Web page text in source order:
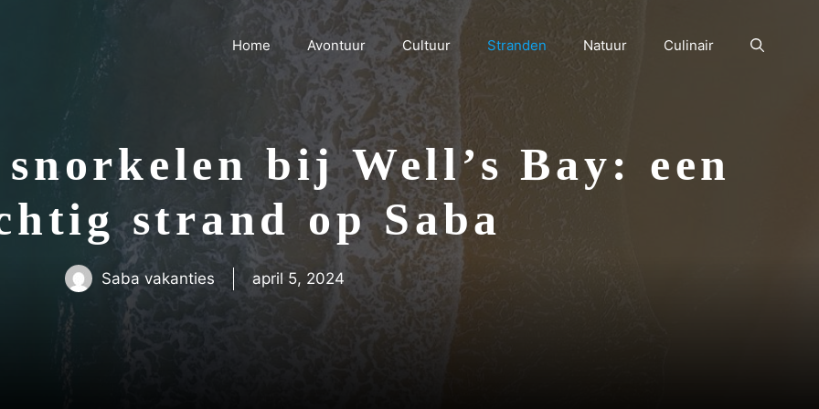
Home Avontuur Cultuur Stranden Natuur Culinair
snorkelen bij Well’s Bay: een
strand op Saba
Saba vakanties april 5, 2024